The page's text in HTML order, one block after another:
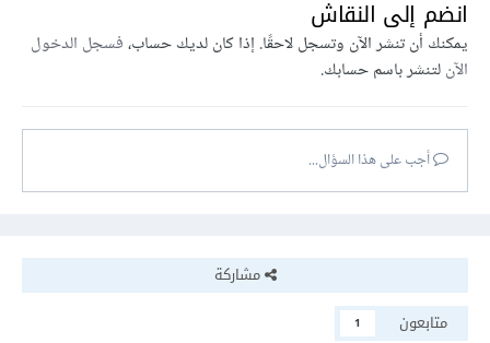
انضم إلى النقاش
يمكنك أن تنشر الآن وتسجل لاحقًا. إذا كان لديك حساب،فسجل الدخول
الآنلتنشر باسم حسابك.
أجب على هذا السؤال...
مشاركة
متابعون
1